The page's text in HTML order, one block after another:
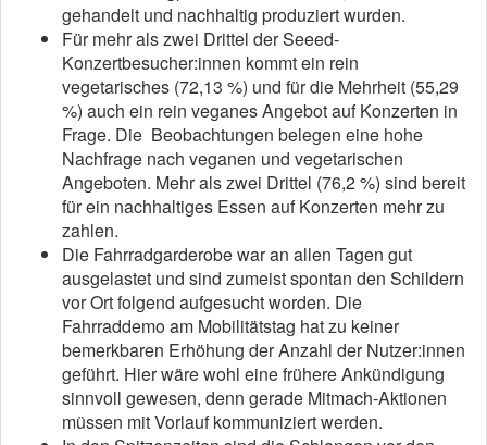
gehandelt und nachhaltig produziert wurden.
Für mehr als zwei Drittel der Seeed-
Konzertbesucher:innen kommt ein rein
vegetarisches (72,13 %) und für die Mehrheit (55,29
%) auch ein rein veganes Angebot auf Konzerten in
Frage. Die Beobachtungen belegen eine hohe
Nachfrage nach veganen und vegetarischen
Angeboten. Mehr als zwei Drittel (76,2 %) sind bereit
für ein nachhaltiges Essen auf Konzerten mehr zu
zahlen.
Die Fahrradgarderobe war an allen Tagen gut
ausgelastet und sind zumeist spontan den Schildern
vor Ort folgend aufgesucht worden. Die
Fahrraddemo am Mobilitätstag hat zu keiner
bemerkbaren Erhöhung der Anzahl der Nutzer:innen
geführt. Hier wäre wohl eine frühere Ankündigung
sinnvoll gewesen, denn gerade Mitmach-Aktionen
müssen mit Vorlauf kommuniziert werden.